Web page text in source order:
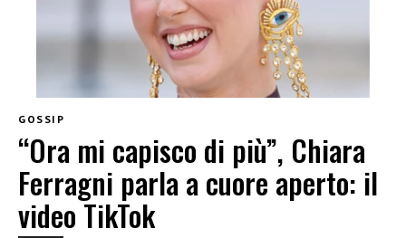
GOSSIP
“Ora mi capisco di più”, Chiara
Ferragni parla a cuore aperto: il
video TikTok